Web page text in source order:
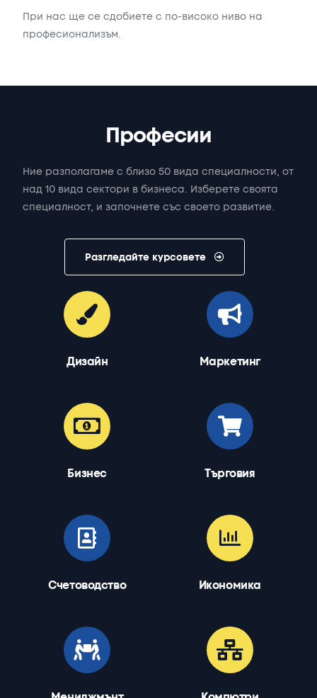
При нас ще се сдобиете с по-високо ниво на
професионализъм.
Професии
Ние разполагаме с близо 50 вида специалности, от
над 10 вида сектори в бизнеса. Изберете своята
специалност, и започнете със своето развитие.
Разгледайте курсовете
Дизайн Маркетинг
Бизнес Търговия
Счетоводство Икономика